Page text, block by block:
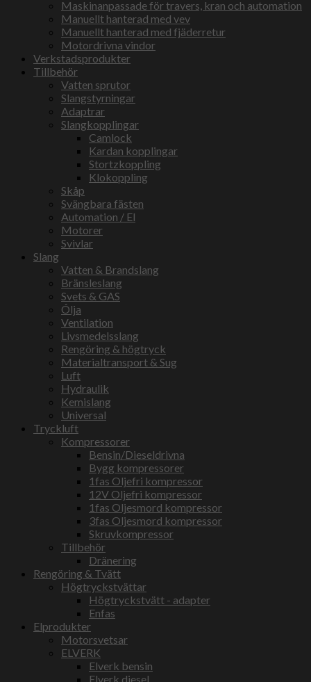
Maskinanpassade för travers, kran och automation
Manuellt hanterad med vev
Manuellt hanterad med fjäderretur
Motordrivna vindor
Verkstadsprodukter
Tillbehör
Vatten sprutor
Slangstyrningar
Adaptrar
Slangkopplingar
Camlock
Kardan kopplingar
Stortzkoppling
Klokoppling
Skåp
Svängbara fästen
Automation / El
Motorer
Svivlar
Slang
Vatten & Brandslang
Bränsleslang
Svets & GAS
Ólja
Ventilation
Livsmedelsslang
Rengöring & högtryck
Materialtransport & Sug
Luft
Hydraulik
Kemislang
Universal
Tryckluft
Kompressorer
Bensin/Dieseldrivna
Bygg kompressorer
1fas Oljefri kompressor
12V Oljefri kompressor
1fas Oljesmord kompressor
3fas Oljesmord kompressor
Skruvkompressor
Tillbehör
Dränering
Rengöring & Tvätt
Högtryckstvättar
Högtryckstvätt - adapter
Enfas
Elprodukter
Motorsvetsar
ELVERK
Elverk bensin
Elverk diesel